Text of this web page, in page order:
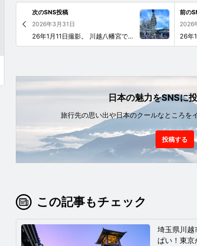
次のSNS投稿
2026年3月31日
26年1月11日撮影。 川越八幡宮での、川越若鳶会による出初め神事です。
前の
2026
日本の魅力をSNSに
旅行先の思い出や日本のクールなところを
投稿する
この記事もチェック
埼玉県川越
ぱい！東京